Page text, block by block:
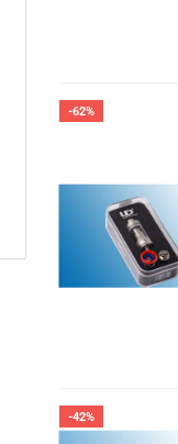
-62%
-42%